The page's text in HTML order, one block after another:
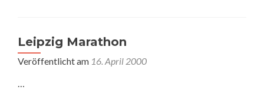
Leipzig Marathon
Veröffentlicht am 16. April 2000
…